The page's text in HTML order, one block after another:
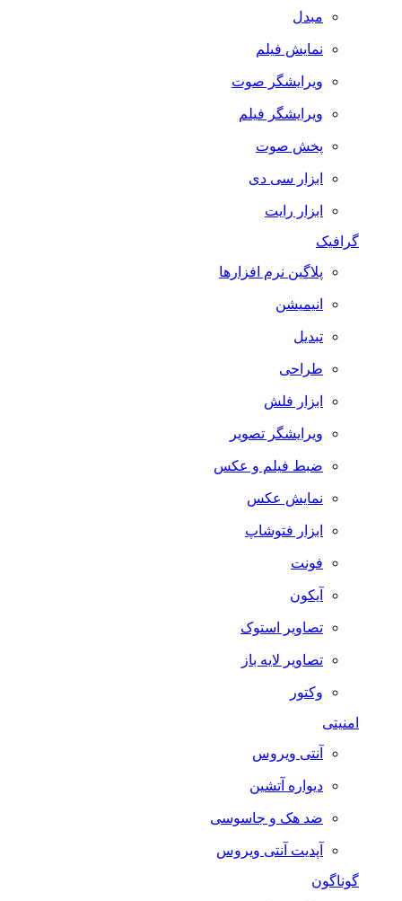
مبدل
نمایش فیلم
ویرایشگر صوت
ویرایشگر فیلم
پخش صوت
ابزار سی دی
ابزار رایت
گرافیک
پلاگین نرم افزارها
انیمیشن
تبدیل
طراحی
ابزار فلش
ویرایشگر تصویر
ضبط فيلم و عكس
نمایش عکس
ابزار فتوشاپ
فونت
آیکون
تصاویر استوک
تصاویر لایه باز
وکتور
امنیتی
آنتی ویروس
دیواره آتشین
ضد هک و جاسوسی
آپدیت آنتی ویروس
گوناگون